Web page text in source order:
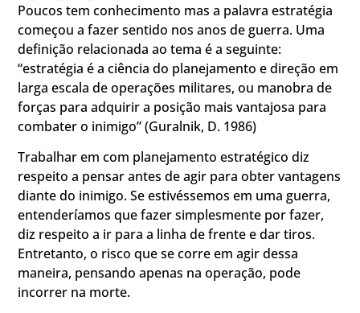
Poucos tem conhecimento mas a palavra estratégia
começou a fazer sentido nos anos de guerra. Uma
definição relacionada ao tema é a seguinte:
“estratégia é a ciência do planejamento e direção em
larga escala de operações militares, ou manobra de
forças para adquirir a posição mais vantajosa para
combater o inimigo” (Guralnik, D. 1986)
Trabalhar em com planejamento estratégico diz
respeito a pensar antes de agir para obter vantagens
diante do inimigo. Se estivéssemos em uma guerra,
entenderíamos que fazer simplesmente por fazer,
diz respeito a ir para a linha de frente e dar tiros.
Entretanto, o risco que se corre em agir dessa
maneira, pensando apenas na operação, pode
incorrer na morte.